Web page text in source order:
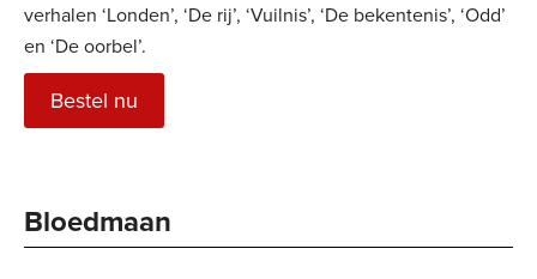
verhalen ‘Londen’, ‘De rij’, ‘Vuilnis’, ‘De bekentenis’, ‘Odd’
en ‘De oorbel’.
Bestel nu
Bloedmaan